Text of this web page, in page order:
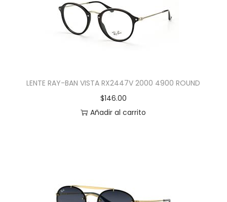
LENTE RAY-BAN VISTA RX2447V 2000 4900 ROUND
$146.00
Añadir al carrito